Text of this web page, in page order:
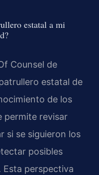
estatal a mi
Counsel de
estatal de
de los
permite revisar
si se siguieron los
posibles
Esta perspectiva